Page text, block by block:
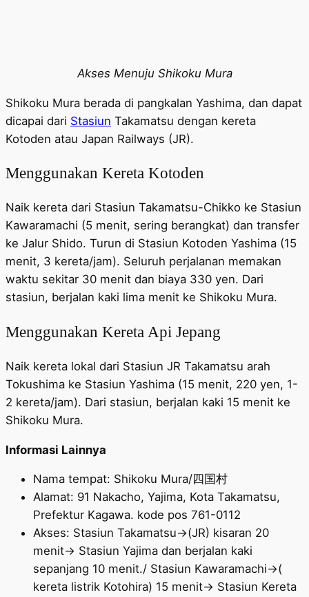
Akses Menuju Shikoku Mura
Shikoku Mura berada di pangkalan Yashima, dan dapat
dicapai dari Stasiun Takamatsu dengan kereta
Kotoden atau Japan Railways (JR).
Menggunakan Kereta Kotoden
Naik kereta dari Stasiun Takamatsu-Chikko ke Stasiun
Kawaramachi (5 menit, sering berangkat) dan transfer
ke Jalur Shido. Turun di Stasiun Kotoden Yashima (15
menit, 3 kereta/jam). Seluruh perjalanan memakan
waktu sekitar 30 menit dan biaya 330 yen. Dari
stasiun, berjalan kaki lima menit ke Shikoku Mura.
Menggunakan Kereta Api Jepang
Naik kereta lokal dari Stasiun JR Takamatsu arah
Tokushima ke Stasiun Yashima (15 menit, 220 yen, 1-
2 kereta/jam). Dari stasiun, berjalan kaki 15 menit ke
Shikoku Mura.
Informasi Lainnya
Nama tempat: Shikoku Mura/四国村
Alamat: 91 Nakacho, Yajima, Kota Takamatsu,
Prefektur Kagawa. kode pos 761-0112
Akses: Stasiun Takamatsu→(JR) kisaran 20
menit→ Stasiun Yajima dan berjalan kaki
sepanjang 10 menit./ Stasiun Kawaramachi→(
kereta listrik Kotohira) 15 menit→ Stasiun Kereta